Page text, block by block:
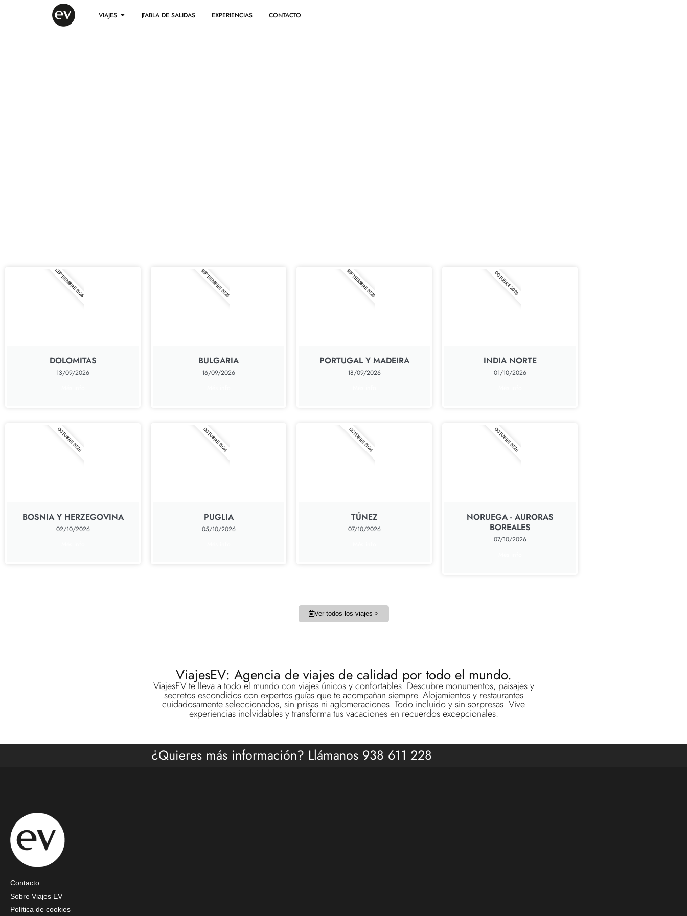
VIAJES TABLA DE SALIDAS EXPERIENCIAS CONTACTO
DOLOMITAS
13/09/2026
SEPTIEMBRE 2026
BULGARIA
16/09/2026
SEPTIEMBRE 2026
PORTUGAL Y MADEIRA
18/09/2026
SEPTIEMBRE 2026
INDIA NORTE
01/10/2026
OCTUBRE 2026
BOSNIA Y HERZEGOVINA
02/10/2026
OCTUBRE 2026
PUGLIA
05/10/2026
OCTUBRE 2026
TÚNEZ
07/10/2026
OCTUBRE 2026
NORUEGA - AURORAS
BOREALES
07/10/2026
OCTUBRE 2026
Ver todos los viajes >
ViajesEV: Agencia de viajes de calidad por todo el mundo.
ViajesEV te lleva a todo el mundo con viajes únicos y confortables. Descubre monumentos, paisajes y
secretos escondidos con expertos guías que te acompañan siempre. Alojamientos y restaurantes
cuidadosamente seleccionados, sin prisas ni aglomeraciones. Todo incluido y sin sorpresas. Vive
experiencias inolvidables y transforma tus vacaciones en recuerdos excepcionales.
¿Quieres más información? Llámanos 938 611 228
Contacto
Sobre Viajes EV
Política de cookies